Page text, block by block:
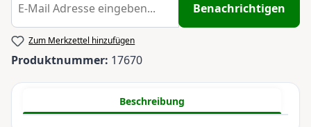
Benachrichtigen
Zum Merkzettel hinzufügen
Produktnummer: 17670
Beschreibung